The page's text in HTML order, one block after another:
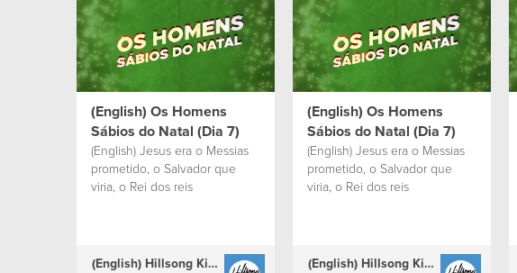
(English) Os Homens
Sábios do Natal (Dia 7)
(English) Jesus era o Messias
prometido, o Salvador que
viria, o Rei dos reis
(English) Hillsong Kids Portugal
(English) Os Homens
Sábios do Natal (Dia 7)
(English) Jesus era o Messias
prometido, o Salvador que
viria, o Rei dos reis
(English) Hillsong Kids Portugal